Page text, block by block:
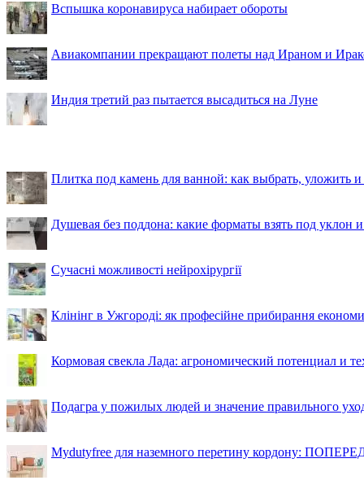
Вспышка коронавируса набирает обороты
Авиакомпании прекращают полеты над Ираном и
Индия третий раз пытается высадиться на Луне
Плитка под камень для ванной: как выбрать, уложить
Душевая без поддона: какие форматы взять под уклон
Сучасні можливості нейрохірургії
Клінінг в Ужгороді: як професійне прибирання
Кормовая свекла Лада: агрономический потенциал и
Подагра у пожилых людей и значение правильного
Mydutyfree для наземного перетину кордону: